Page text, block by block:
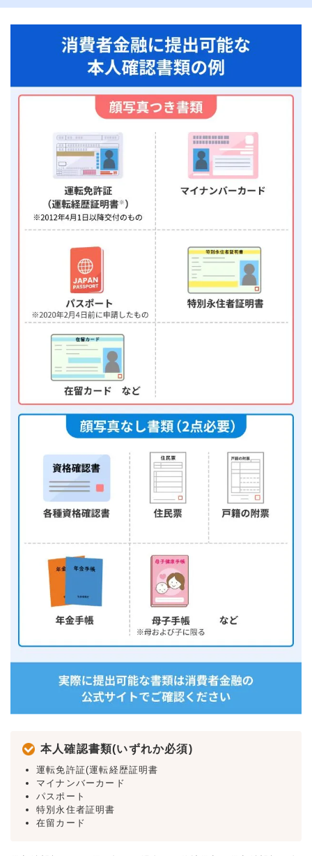
本人確認書類(いずれか必須)
運転免許証(運転経歴証明書
マイナンバーカード
パスポート
特別永住者証明書
在留カード